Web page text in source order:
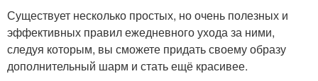
Существует несколько простых, но очень полезных и
эффективных правил ежедневного ухода за ними,
следуя которым, вы сможете придать своему образу
дополнительный шарм и стать ещё красивее.